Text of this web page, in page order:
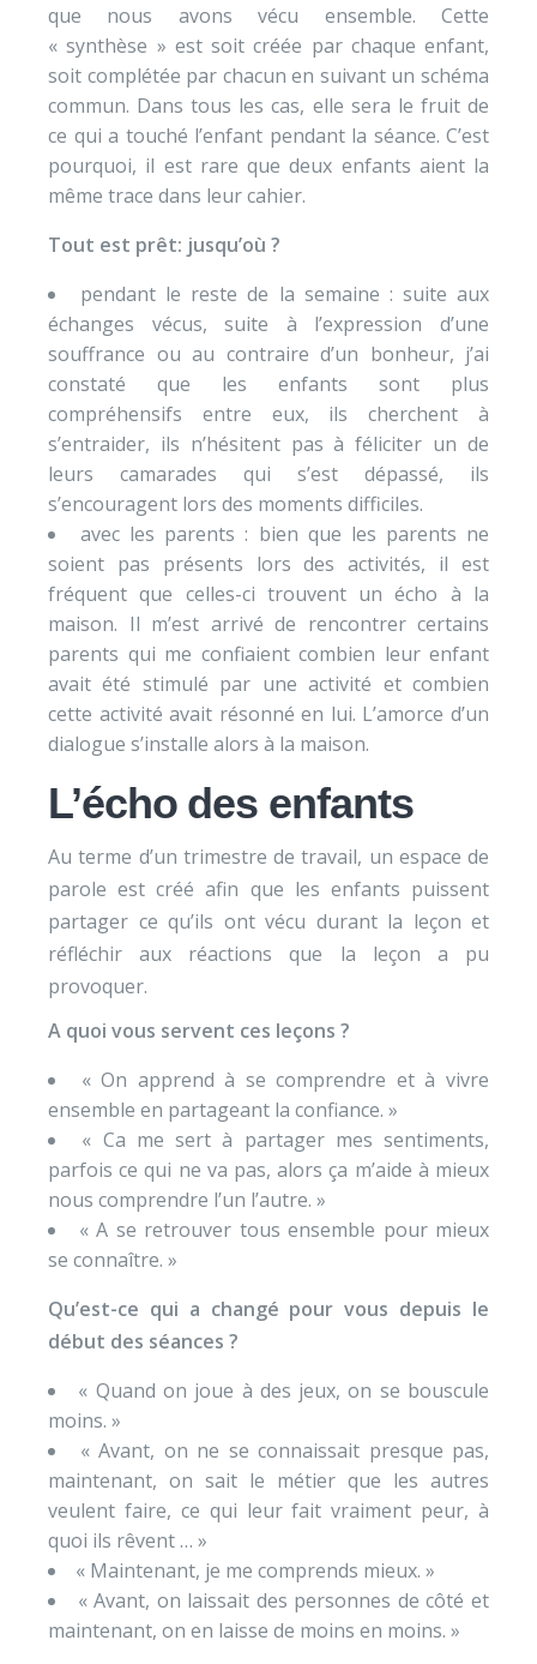
que nous avons vécu ensemble. Cette
« synthèse » est soit créée par chaque enfant,
soit complétée par chacun en suivant un schéma
commun. Dans tous les cas, elle sera le fruit de
ce qui a touché l’enfant pendant la séance. C’est
pourquoi, il est rare que deux enfants aient la
même trace dans leur cahier.
Tout est prêt: jusqu’où ?
pendant le reste de la semaine : suite aux
échanges vécus, suite à l’expression d’une
souffrance ou au contraire d’un bonheur, j’ai
constaté que les enfants sont plus
compréhensifs entre eux, ils cherchent à
s’entraider, ils n’hésitent pas à féliciter un de
leurs camarades qui s’est dépassé, ils
s’encouragent lors des moments difficiles.
avec les parents : bien que les parents ne
soient pas présents lors des activités, il est
fréquent que celles-ci trouvent un écho à la
maison. Il m’est arrivé de rencontrer certains
parents qui me confiaient combien leur enfant
avait été stimulé par une activité et combien
cette activité avait résonné en lui. L’amorce d’un
dialogue s’installe alors à la maison.
L’écho des enfants
Au terme d’un trimestre de travail, un espace de
parole est créé afin que les enfants puissent
partager ce qu’ils ont vécu durant la leçon et
réfléchir aux réactions que la leçon a pu
provoquer.
A quoi vous servent ces leçons ?
« On apprend à se comprendre et à vivre
ensemble en partageant la confiance. »
« Ca me sert à partager mes sentiments,
parfois ce qui ne va pas, alors ça m’aide à mieux
nous comprendre l’un l’autre. »
« A se retrouver tous ensemble pour mieux
se connaître. »
Qu’est-ce qui a changé pour vous depuis le
début des séances ?
« Quand on joue à des jeux, on se bouscule
moins. »
« Avant, on ne se connaissait presque pas,
maintenant, on sait le métier que les autres
veulent faire, ce qui leur fait vraiment peur, à
quoi ils rêvent … »
« Maintenant, je me comprends mieux. »
« Avant, on laissait des personnes de côté et
maintenant, on en laisse de moins en moins. »